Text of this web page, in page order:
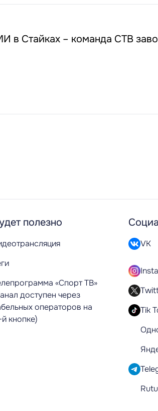
в Стайках – команда СТВ
полезно
«Спорт ТВ»
доступен через
операторов на
й кнопке)
VK
Tik